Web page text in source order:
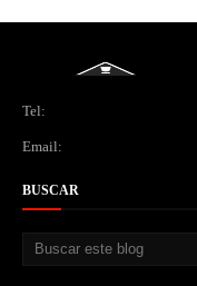
Tel:
Email:
BUSCAR